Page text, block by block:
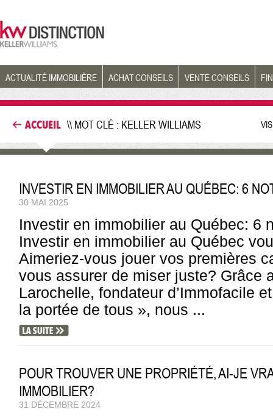
ACTUALITÉ IMMOBILIÈRE ACHAT CONSEILS VENTE CONSEILS
ACCUEIL \\ MOT CLÉ : KELLER WILLIAMS
INVESTIR EN IMMOBILIER AU QUÉBEC: 6
30 MAI 2025
Investir en immobilier au Québec: 6
Investir en immobilier au Québec
Aimeriez-vous jouer vos premières
vous assurer de miser juste? Grâce
Larochelle, fondateur d’Immofacile
la portée de tous », nous ...
POUR TROUVER UNE PROPRIÉTÉ, AI-JE
IMMOBILIER?
31 DÉCEMBRE 2024